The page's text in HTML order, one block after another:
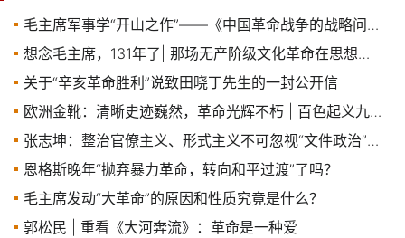
毛主席军事学“开山之作”——《中国革命战争的战略问题》引读提纲
想念毛主席，131年了| 那场无产阶级文化革命在思想战线的斗争是什么？
关于“辛亥革命胜利”说致田晓丁先生的一封公开信
欧洲金靴：清晰史迹巍然，革命光辉不朽 | 百色起义九十五周年
张志坤：整治官僚主义、形式主义不可忽视“文件政治”现象
恩格斯晚年“抛弃暴力革命，转向和平过渡”了吗？
毛主席发动“大革命”的原因和性质究竟是什么？
郭松民 | 重看《大河奔流》：革命是一种爱